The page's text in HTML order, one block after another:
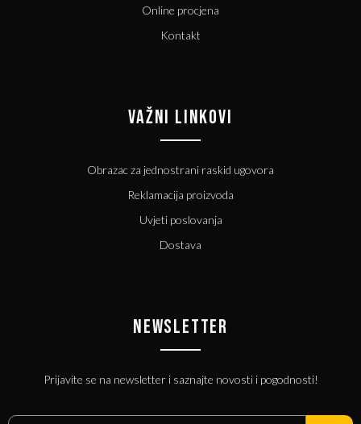
Online procjena
Kontakt
VAŽNI LINKOVI
Obrazac za jednostrani raskid ugovora
Reklamacija proizvoda
Uvjeti poslovanja
Dostava
NEWSLETTER
Prijavite se na newsletter i saznajte novosti i pogodnosti!